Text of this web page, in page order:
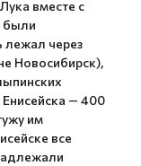
вместе с
были
лежал через
Новосибирск),
— 400
им
все